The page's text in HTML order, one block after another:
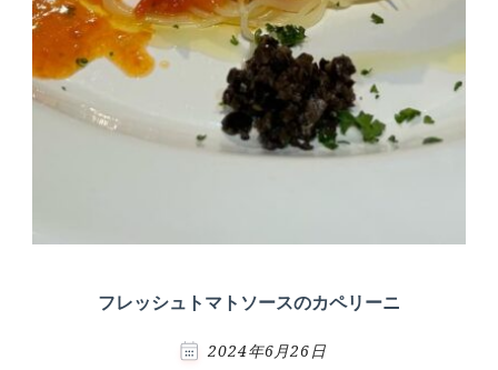
フレッシュトマトソースのカペリーニ
2024年6月26日